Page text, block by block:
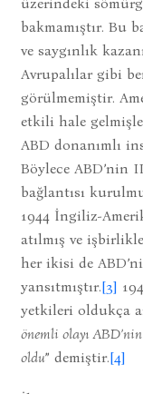
bakmamıştır. Bu
ve saygınlık
Avrupalılar gibi
görülmemiştir.
etkili hale
ABD donanımlı
Böylece ABD’nin
bağlantısı
1944 İngiliz-
atılmış ve
her ikisi de
yansıtmıştır.[3]
yetkileri oldukça
önemli olayı
oldu” demiştir.[4]